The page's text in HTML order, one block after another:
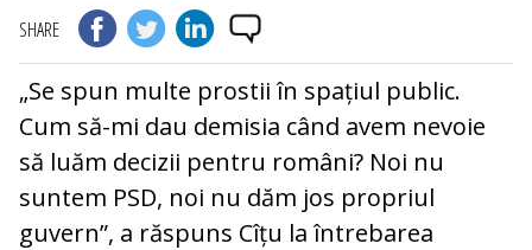
SHARE
„Se spun multe prostii în spațiul public.
Cum să-mi dau demisia când avem nevoie
să luăm decizii pentru români? Noi nu
suntem PSD, noi nu dăm jos propriul
guvern”, a răspuns Cîțu la întrebarea